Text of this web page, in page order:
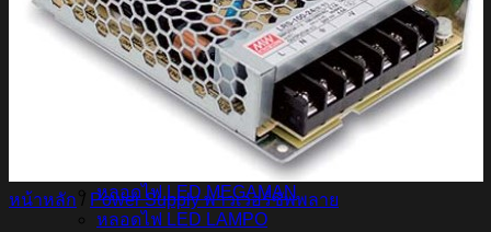
Home
Magnetic Light
Track light
Downlight
DOWNLIGHT E27
DOWNLIGHT AR111
Downlight LED COB
DOWNLIGHT GU10 MR16 MR11
หลอดไฟ LED MEGAMAN
หลอดไฟ LED LAMPO
หน้าหลัก / Power Supply พาวเวอร์ซัพพลาย